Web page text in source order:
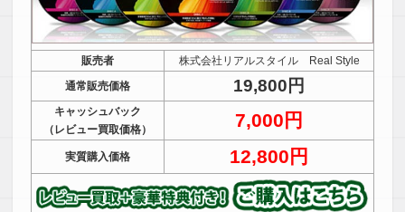
販売者
株式会社リアルスタイル Real Style
通常販売価格
19,800円
キャッシュバック
（レビュー買取価格）
7,000円
実質購入価格 12,800円